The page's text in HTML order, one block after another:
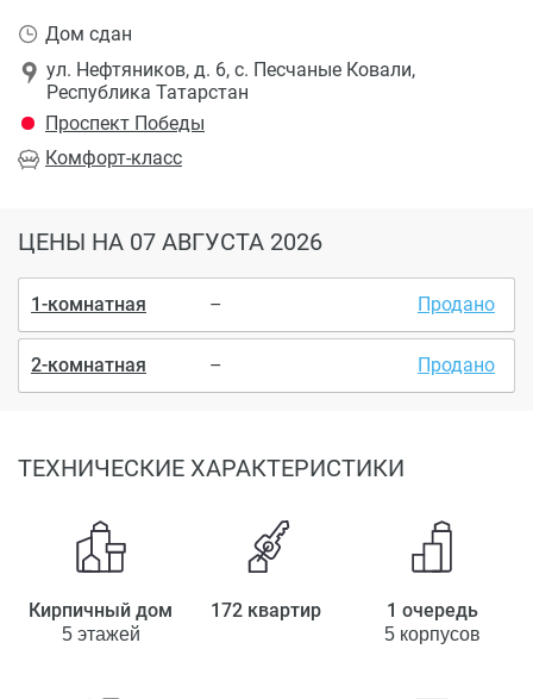
Комфорт-класс
ул. Нефтяников, д. 6, с. Песчаные Ковали,
Республика Татарстан
Проспект Победы
Дом сдан
ЦЕНЫ НА 07 АВГУСТА 2026
1-комнатная – Продано
2-комнатная – Продано
ТЕХНИЧЕСКИЕ ХАРАКТЕРИСТИКИ
Кирпичный дом
5 этажей
172 квартир 1 очередь
5 корпусов